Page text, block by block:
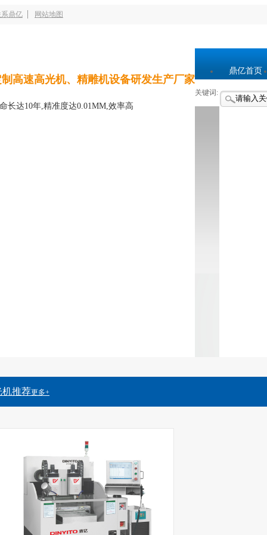
鼎亿 网站地图
高速高光机、精雕机设备研发生产厂家
长达10年,精准度达0.01MM,效率高
鼎亿首页
关键词:
机推荐更多+